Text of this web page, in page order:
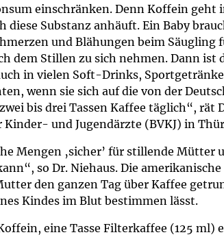
Impferinnerung
zum Bildschirmmediengebrauch
Vorsorgen
und Informationsflyer
einschränken. Denn Koffein geht
diese Substanz anhäuft. Ein Baby
und Blähungen beim
dem Stillen zu sich nehmen. Dann
in vielen Soft-Drinks,
wenn sie sich auf die von der
bis drei Tassen Kaffee täglich“,
Kinder- und Jugendärzte (BVKJ) in
Mengen ‚sicher’ für stillende
so Dr. Niehaus. Die
den ganzen Tag über Kaffee
Kindes im Blut bestimmen lässt.
eine Tasse Filterkaffee (125